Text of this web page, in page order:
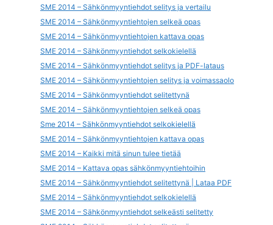
SME 2014 – Sähkönmyyntiehdot selitys ja vertailu
SME 2014 – Sähkönmyyntiehtojen selkeä opas
SME 2014 – Sähkönmyyntiehtojen kattava opas
SME 2014 – Sähkönmyyntiehdot selkokielellä
SME 2014 – Sähkönmyyntiehdot selitys ja PDF-lataus
SME 2014 – Sähkönmyyntiehtojen selitys ja voimassaolo
SME 2014 – Sähkönmyyntiehdot selitettynä
SME 2014 – Sähkönmyyntiehtojen selkeä opas
Sme 2014 – Sähkönmyyntiehdot selkokielellä
SME 2014 – Sähkönmyyntiehtojen kattava opas
SME 2014 – Kaikki mitä sinun tulee tietää
SME 2014 – Kattava opas sähkönmyyntiehtoihin
SME 2014 – Sähkönmyyntiehdot selitettynä | Lataa PDF
SME 2014 – Sähkönmyyntiehdot selkokielellä
SME 2014 – Sähkönmyyntiehdot selkeästi selitetty